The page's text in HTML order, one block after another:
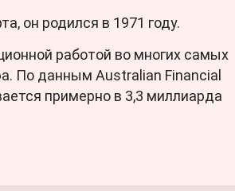
он родился в 1971 году.
работой во многих самых
По данным Australian Financial
примерно в 3,3 миллиарда